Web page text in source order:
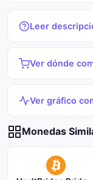
Leer
Ver dónde
Ver gráfico
Monedas